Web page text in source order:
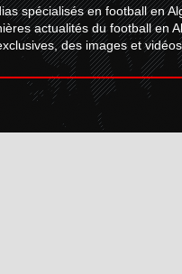
spécialisés en football en
actualités du football en
des images et